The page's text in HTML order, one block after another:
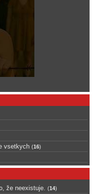
vsetkych (16)
že neexistuje. (14)